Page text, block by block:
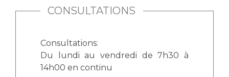
Maladies rares
Maternité Hôpital Nord
Communiqués de presse
Dossiers de presse
CONSULTATIONS
Consultations:
Du lundi au vendredi de 7h30 à
14h00 en continu